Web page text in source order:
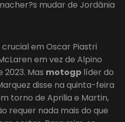
mudar de Jordânia
em Oscar Piastri
em vez de Alpino
Mas motogp líder do
disse na quinta-feira
torno de Aprilia e Martin,
requer nada mais do que